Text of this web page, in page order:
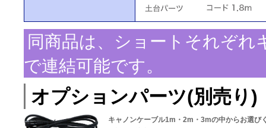
同商品は、ショートそれぞれ
で連結可能です。
オプションパーツ(別売り)
キャノンケーブル1m・2m・3mの中からお選び